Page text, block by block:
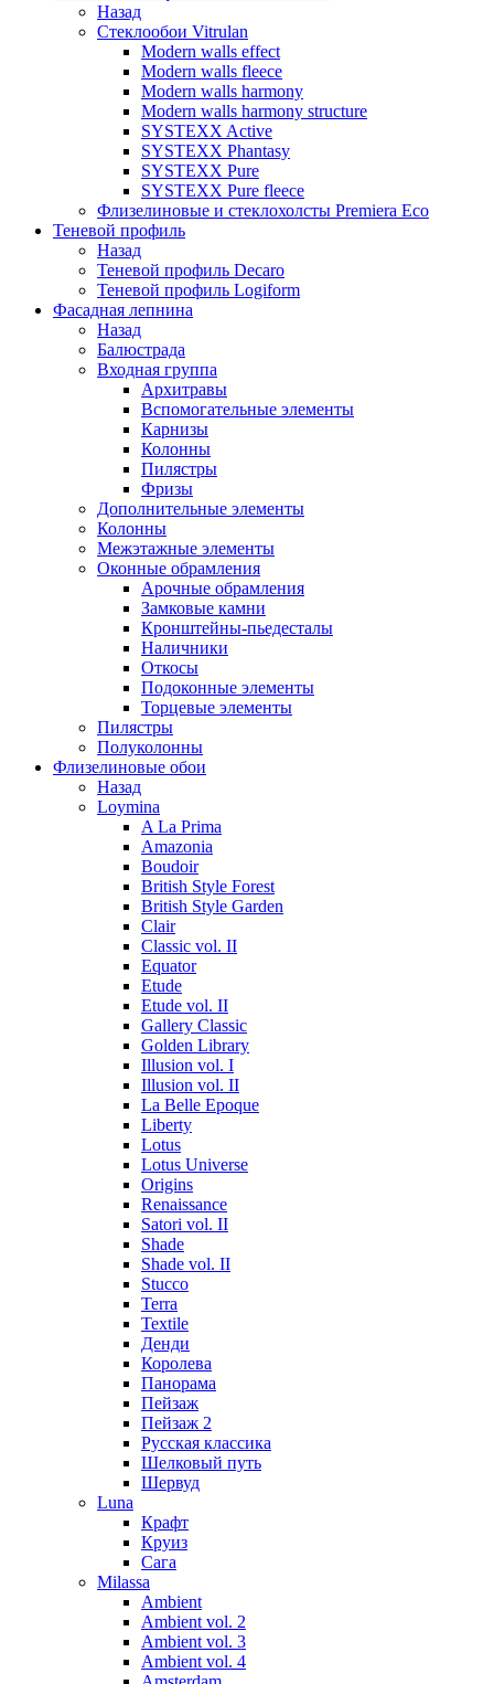
Назад
Стеклообои Vitrulan
Modern walls effect
Modern walls fleece
Modern walls harmony
Modern walls harmony structure
SYSTEXX Active
SYSTEXX Phantasy
SYSTEXX Pure
SYSTEXX Pure fleece
Флизелиновые и стеклохолсты Premiera Eco
Теневой профиль
Назад
Теневой профиль Decaro
Теневой профиль Logiform
Фасадная лепнина
Назад
Балюстрада
Входная группа
Архитравы
Вспомогательные элементы
Карнизы
Колонны
Пилястры
Фризы
Дополнительные элементы
Колонны
Межэтажные элементы
Оконные обрамления
Арочные обрамления
Замковые камни
Кронштейны-пьедесталы
Наличники
Откосы
Подоконные элементы
Торцевые элементы
Пилястры
Полуколонны
Флизелиновые обои
Назад
Loymina
A La Prima
Amazonia
Boudoir
British Style Forest
British Style Garden
Clair
Classic vol. II
Equator
Etude
Etude vol. II
Gallery Classic
Golden Library
Illusion vol. I
Illusion vol. II
La Belle Epoque
Liberty
Lotus
Lotus Universe
Origins
Renaissance
Satori vol. II
Shade
Shade vol. II
Stucco
Terra
Textile
Денди
Королева
Панорама
Пейзаж
Пейзаж 2
Русская классика
Шелковый путь
Шервуд
Luna
Крафт
Круиз
Сага
Milassa
Ambient
Ambient vol. 2
Ambient vol. 3
Ambient vol. 4